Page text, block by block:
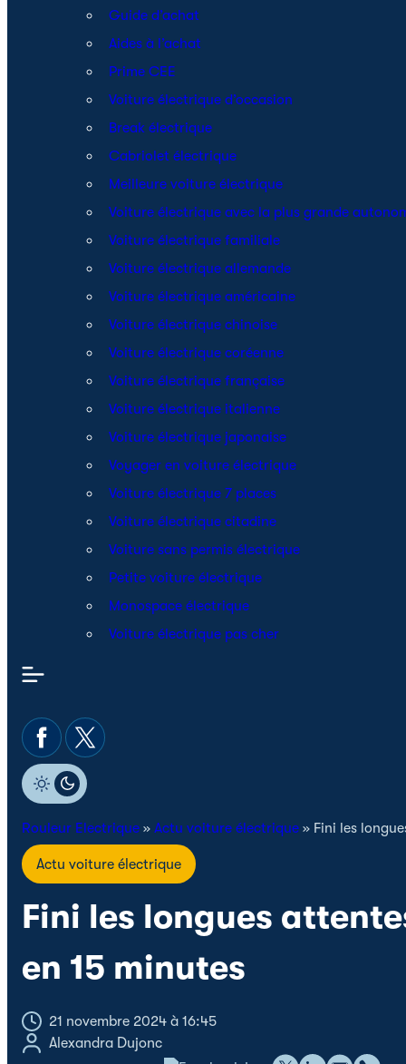
Guide d’achat
Aides à l’achat
Prime CEE
Voiture électrique d’occasion
Break électrique
Cabriolet électrique
Meilleure voiture électrique
Voiture électrique avec la plus grande
Voiture électrique familiale
Voiture électrique allemande
Voiture électrique américaine
Voiture électrique chinoise
Voiture électrique coréenne
Voiture électrique française
Voiture électrique italienne
Voiture électrique japonaise
Voyager en voiture électrique
Voiture électrique 7 places
Voiture électrique citadine
Voiture sans permis électrique
Petite voiture électrique
Monospace électrique
Voiture électrique pas cher
Rouleur Electrique » Actu voiture électrique » Fini les
Actu voiture électrique
Fini les longues
en 15 minutes
21 novembre 2024 à 16:45
Alexandra Dujonc